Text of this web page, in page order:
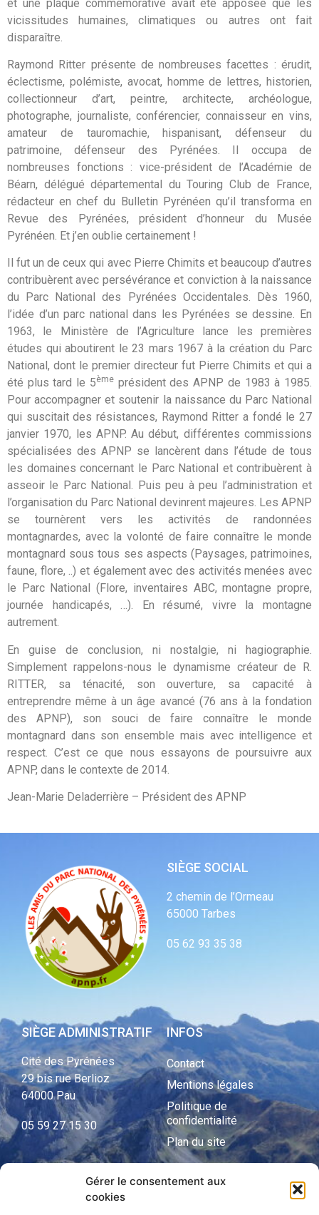
Gérer le consentement aux
cookies
et une plaque commémorative avait été apposée que les
vicissitudes humaines, climatiques ou autres ont fait
disparaître.
Raymond Ritter présente de nombreuses facettes : érudit,
éclectisme, polémiste, avocat, homme de lettres, historien,
collectionneur d’art, peintre, architecte, archéologue,
photographe, journaliste, conférencier, connaisseur en vins,
amateur de tauromachie, hispanisant, défenseur du
patrimoine, défenseur des Pyrénées. Il occupa de
nombreuses fonctions : vice-président de l’Académie de
Béarn, délégué départemental du Touring Club de France,
rédacteur en chef du Bulletin Pyrénéen qu’il transforma en
Revue des Pyrénées, président d’honneur du Musée
Pyrénéen. Et j’en oublie certainement !
Il fut un de ceux qui avec Pierre Chimits et beaucoup d’autres
contribuèrent avec persévérance et conviction à la naissance
du Parc National des Pyrénées Occidentales. Dès 1960,
l’idée d’un parc national dans les Pyrénées se dessine. En
1963, le Ministère de l’Agriculture lance les premières
études qui aboutirent le 23 mars 1967 à la création du Parc
National, dont le premier directeur fut Pierre Chimits et qui a
été plus tard le 5èmeprésident des APNP de 1983 à 1985.
Pour accompagner et soutenir la naissance du Parc National
qui suscitait des résistances, Raymond Ritter a fondé le 27
janvier 1970, les APNP. Au début, différentes commissions
spécialisées des APNP se lancèrent dans l’étude de tous
les domaines concernant le Parc National et contribuèrent à
asseoir le Parc National. Puis peu à peu l’administration et
l’organisation du Parc National devinrent majeures. Les APNP
se tournèrent vers les activités de randonnées
montagnardes, avec la volonté de faire connaître le monde
montagnard sous tous ses aspects (Paysages, patrimoines,
faune, flore, ..) et également avec des activités menées avec
le Parc National (Flore, inventaires ABC, montagne propre,
journée handicapés, …). En résumé, vivre la montagne
autrement.
En guise de conclusion, ni nostalgie, ni hagiographie.
Simplement rappelons-nous le dynamisme créateur de R.
RITTER, sa ténacité, son ouverture, sa capacité à
entreprendre même à un âge avancé (76 ans à la fondation
des APNP), son souci de faire connaître le monde
montagnard dans son ensemble mais avec intelligence et
respect. C’est ce que nous essayons de poursuivre aux
APNP, dans le contexte de 2014.
Jean-Marie Deladerrière – Président des APNP
SIÈGE SOCIAL
2 chemin de l’Ormeau
65000 Tarbes
05 62 93 35 38
SIÈGE ADMINISTRATIF
Cité des Pyrénées
29 bis rue Berlioz
64000 Pau
05 59 27 15 30
INFOS
Contact
Mentions légales
Politique de
confidentialité
Plan du site